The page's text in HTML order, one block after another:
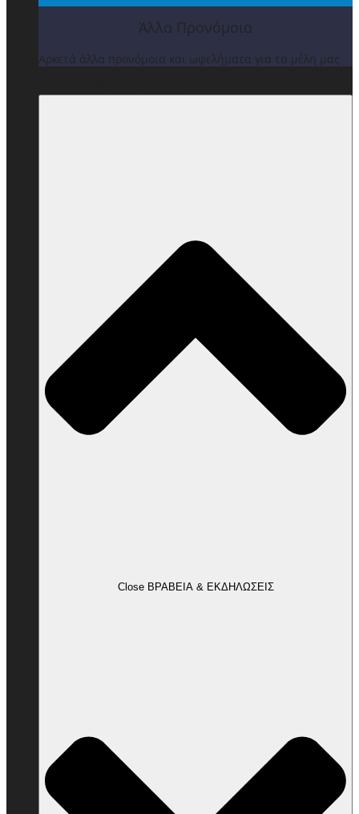
Άλλα Προνόμοια
Αρκετά άλλα προνόμοια και ωφελήματα για τα μέλη μας
Close ΒΡΑΒΕΙΑ & ΕΚΔΗΛΩΣΕΙΣ